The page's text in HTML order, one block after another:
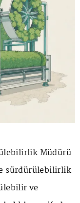
Müdürü
sürdürülebilirlik
ve